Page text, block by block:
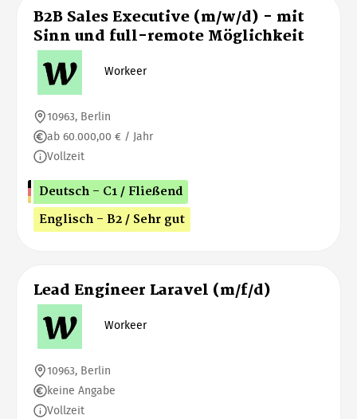
B2B Sales Executive (m/w/d) - mit
Sinn und full-remote Möglichkeit
Workeer
10963, Berlin
ab 60.000,00 € / Jahr
Vollzeit
Deutsch - C1 / Fließend
Englisch - B2 / Sehr gut
Lead Engineer Laravel (m/f/d)
Workeer
10963, Berlin
keine Angabe
Vollzeit